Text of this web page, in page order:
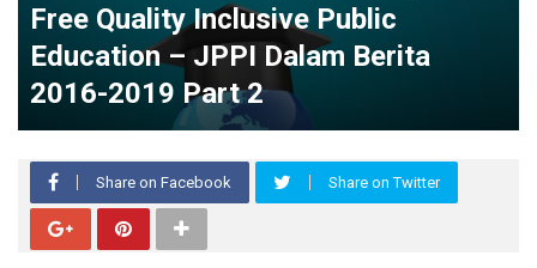
Free Quality Inclusive Public
Education – JPPI Dalam Berita
2016-2019 Part 2
Share on Facebook Share on Twitter